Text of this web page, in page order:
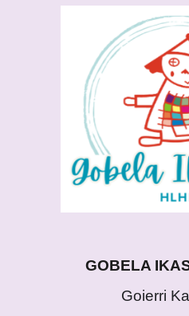
GOBELA
Goierri